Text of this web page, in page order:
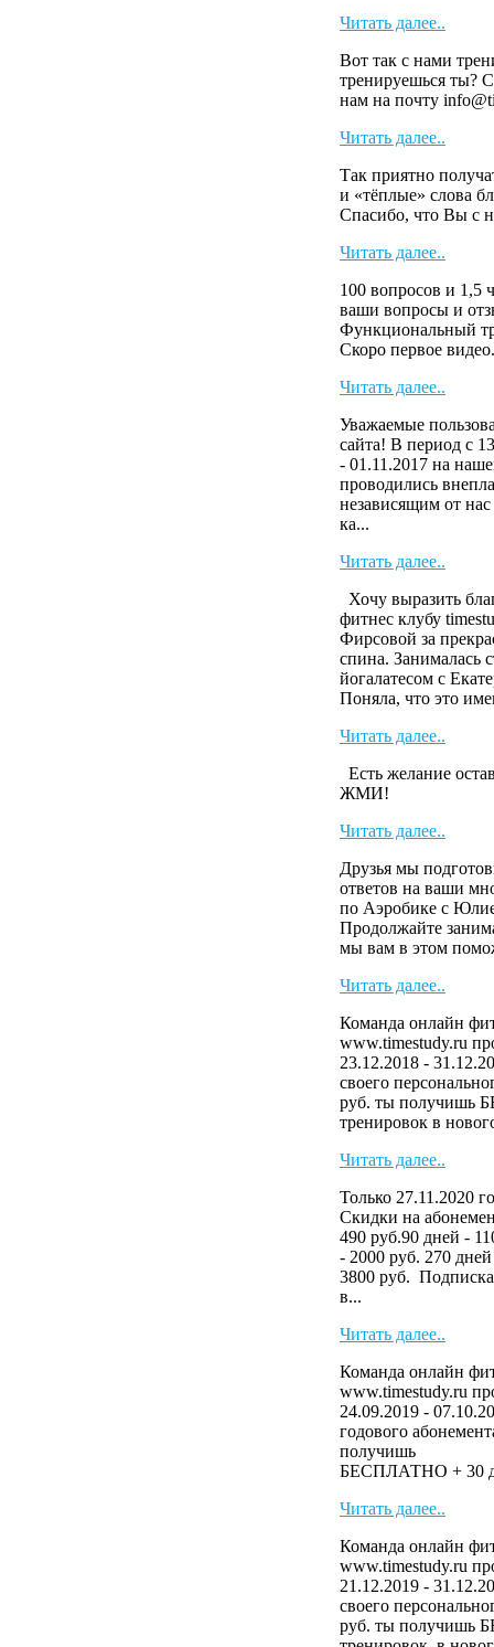
Читать далее..
Вот так с нами
тренируешься ты?
нам на почту
Читать далее..
Так приятно
и «тёплые» слова
Спасибо, что Вы
Читать далее..
100 вопросов и 1,5
ваши вопросы и
Функциональный
Скоро первое
Читать далее..
Уважаемые
сайта! В период с
- 01.11.2017 на
проводились
независящим от
ка...
Читать далее..
Хочу выразить
фитнес клубу
Фирсовой за
спина. Занималась
йогалатесом с
Поняла, что это
Читать далее..
Есть желание
ЖМИ!
Читать далее..
Друзья мы
ответов на ваши
по Аэробике с
Продолжайте
мы вам в этом
Читать далее..
Команда онлайн
www.timestudy.ru
23.12.2018 -
своего
руб. ты получишь
тренировок в
Читать далее..
Только 27.11.2020
Скидки на
490 руб.90 дней -
- 2000 руб. 270
3800 руб.
в...
Читать далее..
Команда онлайн
www.timestudy.ru
24.09.2019 -
годового
БЕСПЛАТНО + 30
Читать далее..
Команда онлайн
www.timestudy.ru
21.12.2019 -
своего
руб. ты получишь